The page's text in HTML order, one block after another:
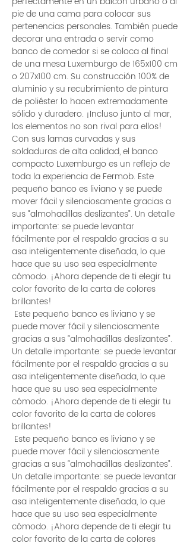
pie de una cama para colocar sus
pertenencias personales. También puede
decorar una entrada o servir como
banco de comedor si se coloca al final
de una mesa Luxemburgo de 165x100 cm
o 207x100 cm. Su construcción 100% de
aluminio y su recubrimiento de pintura
de poliéster lo hacen extremadamente
sólido y duradero. ¡Incluso junto al mar,
los elementos no son rival para ellos!
Con sus lamas curvadas y sus
soldaduras de alta calidad, el banco
compacto Luxemburgo es un reflejo de
toda la experiencia de Fermob. Este
pequeño banco es liviano y se puede
mover fácil y silenciosamente gracias a
sus “almohadillas deslizantes”. Un detalle
importante: se puede levantar
fácilmente por el respaldo gracias a su
asa inteligentemente diseñada, lo que
hace que su uso sea especialmente
cómodo. ¡Ahora depende de ti elegir tu
color favorito de la carta de colores
brillantes!
puede mover fácil y silenciosamente
gracias a sus “almohadillas deslizantes”.
Un detalle importante: se puede levantar
fácilmente por el respaldo gracias a su
asa inteligentemente diseñada, lo que
hace que su uso sea especialmente
cómodo. ¡Ahora depende de ti elegir tu
color favorito de la carta de colores
brillantes!
puede mover fácil y silenciosamente
gracias a sus “almohadillas deslizantes”.
Un detalle importante: se puede levantar
fácilmente por el respaldo gracias a su
asa inteligentemente diseñada, lo que
hace que su uso sea especialmente
cómodo. ¡Ahora depende de ti elegir tu
color favorito de la carta de colores